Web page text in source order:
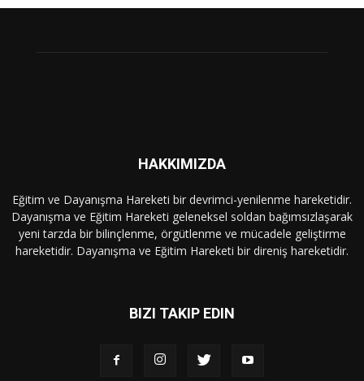
HAKKIMIZDA
Eğitim ve Dayanışma Hareketi bir devrimci-yenilenme hareketidir.
Dayanışma ve Eğitim Hareketi geleneksel soldan bağımsızlaşarak
yeni tarzda bir bilinçlenme, örgütlenme ve mücadele geliştirme
hareketidir. Dayanışma ve Eğitim Hareketi bir direniş hareketidir.
BIZI TAKIP EDIN